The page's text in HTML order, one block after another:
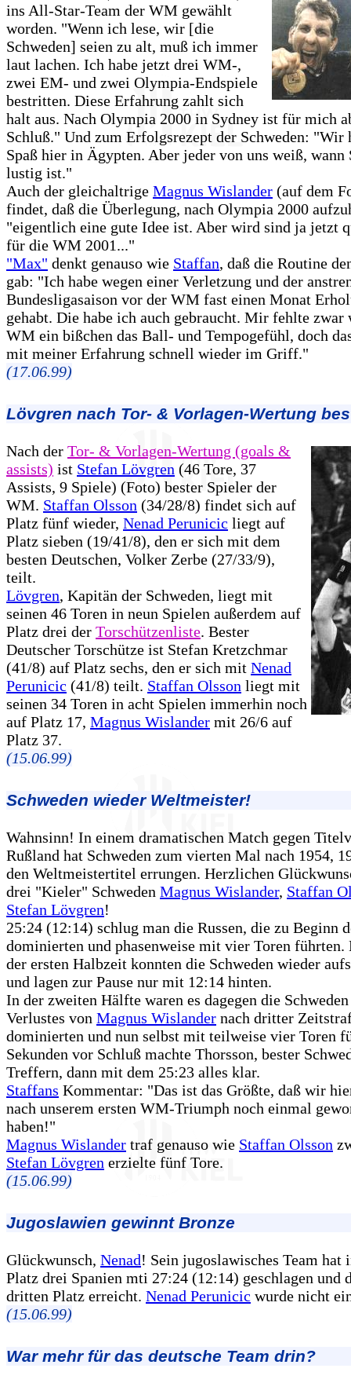
ins All-Star-Team der WM gewählt
worden. "Wenn ich lese, wir [die
Schweden] seien zu alt, muß ich immer
laut lachen. Ich habe jetzt drei WM-,
zwei EM- und zwei Olympia-Endspiele
bestritten. Diese Erfahrung zahlt sich
halt aus. Nach Olympia 2000 in Sydney ist für mich
Schluß." Und zum Erfolgsrezept der Schweden: "Wir
Spaß hier in Ägypten. Aber jeder von uns weiß,
lustig ist."
Auch der gleichaltrige Magnus Wislander (auf dem
findet, daß die Überlegung, nach Olympia 2000
"eigentlich eine gute Idee ist. Aber wird sind ja jetzt
für die WM 2001..."
"Max" denkt genauso wie Staffan, daß die Routine
gab: "Ich habe wegen einer Verletzung und der
Bundesligasaison vor der WM fast einen Monat
gehabt. Die habe ich auch gebraucht. Mir fehlte zwar
WM ein bißchen das Ball- und Tempogefühl, doch
mit meiner Erfahrung schnell wieder im Griff."
(17.06.99)
Lövgren nach Tor- & Vorlagen-Wertung
Nach der Tor- & Vorlagen-Wertung (goals &
assists) ist Stefan Lövgren (46 Tore, 37
Assists, 9 Spiele) (Foto) bester Spieler der
WM. Staffan Olsson (34/28/8) findet sich auf
Platz fünf wieder, Nenad Perunicic liegt auf
Platz sieben (19/41/8), den er sich mit dem
besten Deutschen, Volker Zerbe (27/33/9),
teilt.
Lövgren, Kapitän der Schweden, liegt mit
seinen 46 Toren in neun Spielen außerdem auf
Platz drei der Torschützenliste. Bester
Deutscher Torschütze ist Stefan Kretzchmar
(41/8) auf Platz sechs, den er sich mit Nenad
Perunicic (41/8) teilt. Staffan Olsson liegt mit
seinen 34 Toren in acht Spielen immerhin noch
auf Platz 17, Magnus Wislander mit 26/6 auf
Platz 37.
(15.06.99)
Schweden wieder Weltmeister!
Wahnsinn! In einem dramatischen Match gegen
Rußland hat Schweden zum vierten Mal nach 1954,
den Weltmeistertitel errungen. Herzlichen
drei "Kieler" Schweden Magnus Wislander, Staffan
Stefan Lövgren!
25:24 (12:14) schlug man die Russen, die zu Beginn
dominierten und phasenweise mit vier Toren führten.
der ersten Halbzeit konnten die Schweden wieder
und lagen zur Pause nur mit 12:14 hinten.
In der zweiten Hälfte waren es dagegen die
Verlustes von Magnus Wislander nach dritter
dominierten und nun selbst mit teilweise vier Toren
Sekunden vor Schluß machte Thorsson, bester
Treffern, dann mit dem 25:23 alles klar.
Staffans Kommentar: "Das ist das Größte, daß wir
nach unserem ersten WM-Triumph noch einmal
haben!"
Magnus Wislander traf genauso wie Staffan Olsson
Stefan Lövgren erzielte fünf Tore.
(15.06.99)
Jugoslawien gewinnt Bronze
Glückwunsch, Nenad! Sein jugoslawisches Team hat
Platz drei Spanien mti 27:24 (12:14) geschlagen und
dritten Platz erreicht. Nenad Perunicic wurde nicht
(15.06.99)
War mehr für das deutsche Team drin?